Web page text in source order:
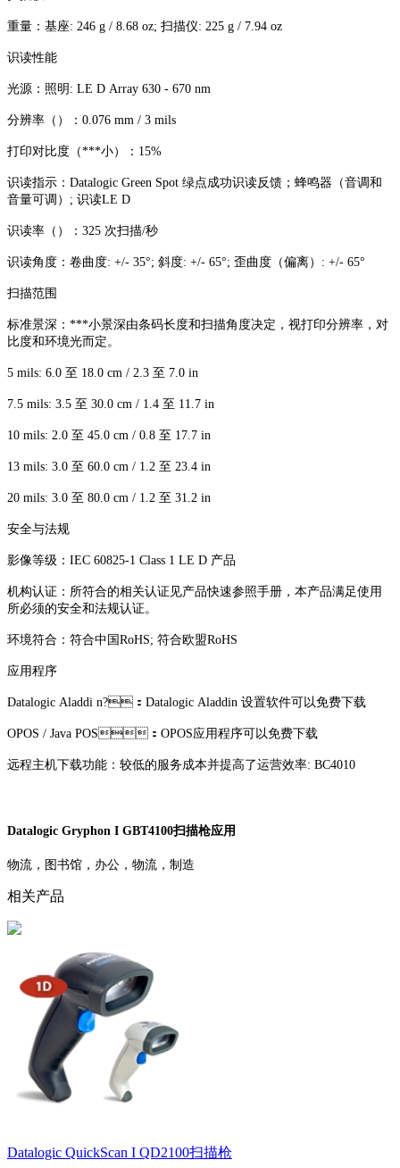
重量：基座: 246 g / 8.68 oz; 扫描仪: 225 g / 7.94 oz
识读性能
光源：照明: LE D Array 630 - 670 nm
分辨率（）：0.076 mm / 3 mils
打印对比度（***小）：15%
识读指示：Datalogic Green Spot 绿点成功识读反馈；蜂鸣器（音调和
音量可调）; 识读LE D
识读率（）：325 次扫描/秒
识读角度：卷曲度: +/- 35°; 斜度: +/- 65°; 歪曲度（偏离）: +/- 65°
扫描范围
标准景深：***小景深由条码长度和扫描角度决定，视打印分辨率，对
比度和环境光而定。
5 mils: 6.0 至 18.0 cm / 2.3 至 7.0 in
7.5 mils: 3.5 至 30.0 cm / 1.4 至 11.7 in
10 mils: 2.0 至 45.0 cm / 0.8 至 17.7 in
13 mils: 3.0 至 60.0 cm / 1.2 至 23.4 in
20 mils: 3.0 至 80.0 cm / 1.2 至 31.2 in
安全与法规
影像等级：IEC 60825-1 Class 1 LE D 产品
机构认证：所符合的相关认证见产品快速参照手册，本产品满足使用
所必须的安全和法规认证。
环境符合：符合中国RoHS; 符合欧盟RoHS
应用程序
Datalogic Aladdi n?：Datalogic Aladdin 设置软件可以免费下载
OPOS / Java POS：OPOS应用程序可以免费下载
远程主机下载功能：较低的服务成本并提高了运营效率: BC4010
Datalogic Gryphon I GBT4100扫描枪应用
物流，图书馆，办公，物流，制造
相关产品
Datalogic QuickScan I QD2100扫描枪